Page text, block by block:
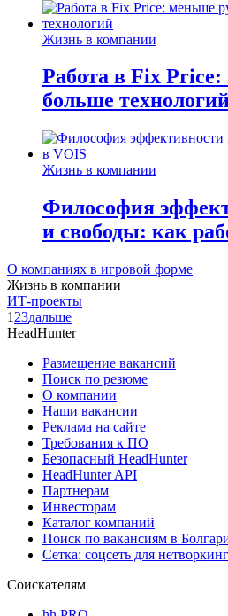
Жизнь в компании
Работа в Fix
больше
Жизнь в компании
Философия
и свободы: как
О компаниях в игровой форме
Жизнь в компании
ИТ-проекты
1 23дальше
HeadHunter
Размещение вакансий
Поиск по резюме
О компании
Наши вакансии
Реклама на сайте
Требования к ПО
Безопасный HeadHunter
HeadHunter API
Партнерам
Инвесторам
Каталог компаний
Поиск по вакансиям в
Сетка: соцсеть для
Соискателям